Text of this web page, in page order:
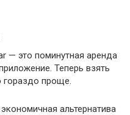
— это поминутная аренда
Теперь взять
гораздо проще.
альтернатива